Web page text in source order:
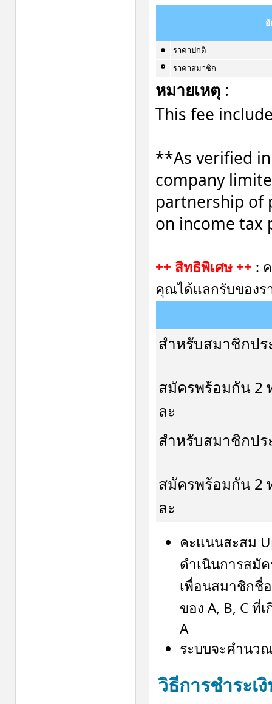
ราคาปกติ
ราคาสมาชิก
หมายเหตุ :
This fee
**As verified
company
partnership of
on income tax
++ สิทธิพิเศษ ++ :
คุณได้แลกรับของร
สำหรับสมาชิกปร
สมัครพร้อมกัน 2
ละ
สำหรับสมาชิกปร
สมัครพร้อมกัน 2
ละ
คะแนนสะสม
ดำเนินการสมั
เพื่อนสมาชิกชื่
ของ A, B, C
A
ระบบจะคำนว
วิธีการชำระเ